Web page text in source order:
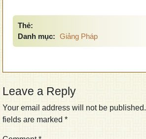
Thẻ:
Danh mục: Giảng Pháp
Leave a Reply
Your email address will not be published.
fields are marked *